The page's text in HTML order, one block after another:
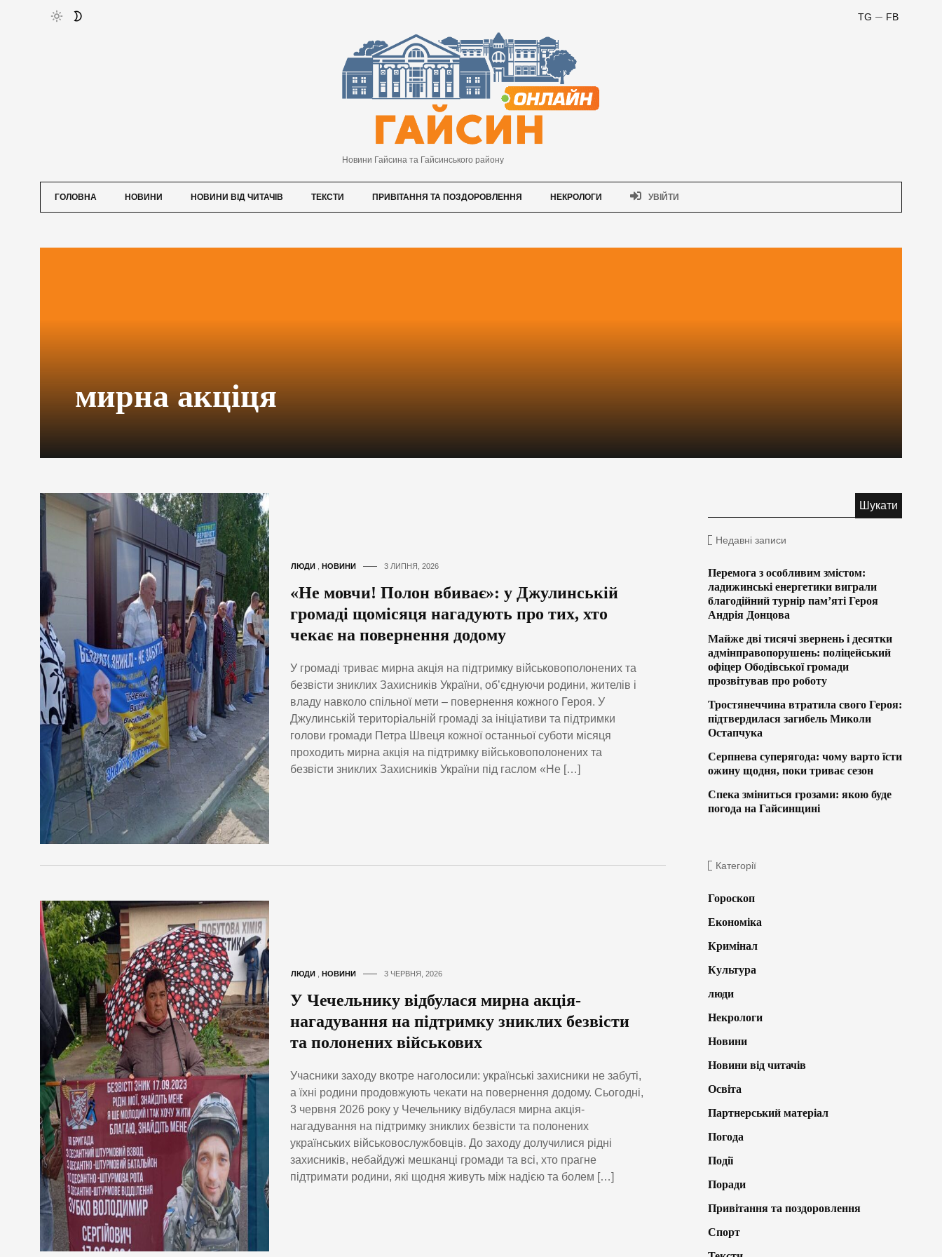
FB
TG
Новини Гайсина та Гайсинського району
ГОЛОВНА НОВИНИ НОВИНИ ВІД ЧИТАЧІВ ТЕКСТИ ПРИВІТАННЯ ТА ПОЗДОРОВЛЕННЯ НЕКРОЛОГИ УВІЙТИ
мирна акціця
ЛЮДИ НОВИНИ 3 ЛИПНЯ, 2026
«Не мовчи! Полон вбиває»: у Джулинській
громаді щомісяця нагадують про тих, хто
чекає на повернення додому
У громаді триває мирна акція на підтримку військовополонених та
безвісти зниклих Захисників України, об’єднуючи родини, жителів і
владу навколо спільної мети – повернення кожного Героя. У
Джулинській територіальній громаді за ініціативи та підтримки
голови громади Петра Швеця кожної останньої суботи місяця
проходить мирна акція на підтримку військовополонених та
безвісти зниклих Захисників України під гаслом «Не […]
ЛЮДИ НОВИНИ 3 ЧЕРВНЯ, 2026
У Чечельнику відбулася мирна акція-
нагадування на підтримку зниклих безвісти
та полонених військових
Учасники заходу вкотре наголосили: українські захисники не забуті,
а їхні родини продовжують чекати на повернення додому. Сьогодні,
3 червня 2026 року у Чечельнику відбулася мирна акція-
нагадування на підтримку зниклих безвісти та полонених
українських військовослужбовців. До заходу долучилися рідні
захисників, небайдужі мешканці громади та всі, хто прагне
підтримати родини, які щодня живуть між надією та болем […]
Недавні записи
Перемога з особливим змістом:
ладижинські енергетики виграли
благодійний турнір пам’яті Героя
Андрія Донцова
Майже дві тисячі звернень і десятки
адмінправопорушень: поліцейський
офіцер Ободівської громади
прозвітував про роботу
Тростянеччина втратила свого Героя:
підтвердилася загибель Миколи
Остапчука
Серпнева суперягода: чому варто їсти
ожину щодня, поки триває сезон
Спека зміниться грозами: якою буде
погода на Гайсинщині
Категорії
Гороскоп
Економіка
Кримінал
Культура
люди
Некрологи
Новини
Новини від читачів
Освіта
Партнерський матеріал
Погода
Події
Поради
Привітання та поздоровлення
Спорт